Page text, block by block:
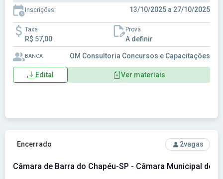
Inscrições: 13/10/2025 a 27/10/2025
Taxa
R$ 57,00
Prova
A definir
BANCA OM Consultoria Concursos e Capacitações
Edital Ver materiais
Ver concurso: Câmara de Barra do Chapéu-SP - Câmara
Encerrado 2vagas
Câmara de Barra do Chapéu-SP - Câmara Municipal de